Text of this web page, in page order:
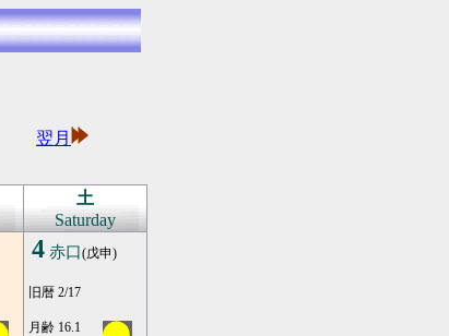
翌月
土
Saturday
4 赤口(戊申)
旧暦 2/17
月齢 16.1